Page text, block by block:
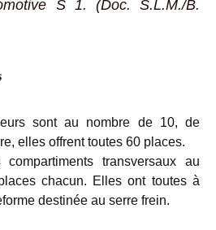
S 1. (Doc. S.L.M./B.
sont au nombre de 10, de
elles offrent toutes 60 places.
transversaux au
chacun. Elles ont toutes à
destinée au serre frein.